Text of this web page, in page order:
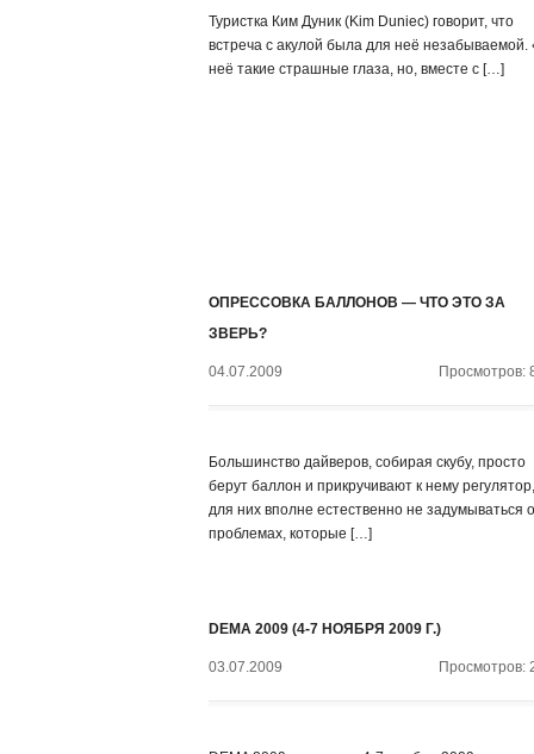
Туристка Ким Дуник (Kim Duniec) говорит, что
встреча с акулой была для неё незабываемой.
неё такие страшные глаза, но, вместе с […]
ОПРЕССОВКА БАЛЛОНОВ — ЧТО ЭТО ЗА
ЗВЕРЬ?
04.07.2009 Просмотров:
Большинство дайверов, собирая скубу, просто
берут баллон и прикручивают к нему
для них вполне естественно не задумываться о
проблемах, которые […]
DEMA 2009 (4-7 НОЯБРЯ 2009 Г.)
03.07.2009 Просмотров: